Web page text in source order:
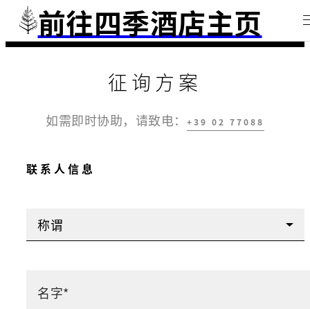
前往四季酒店主页
征询方案
如需即时协助，请致电： +39 02 77088
联系人信息
称谓